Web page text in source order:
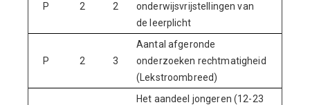
P 2 2
onderwijsvrijstellingen van
de leerplicht
P 2 3
Aantal afgeronde
onderzoeken rechtmatigheid
(Lekstroombreed)
Het aandeel jongeren (12-23